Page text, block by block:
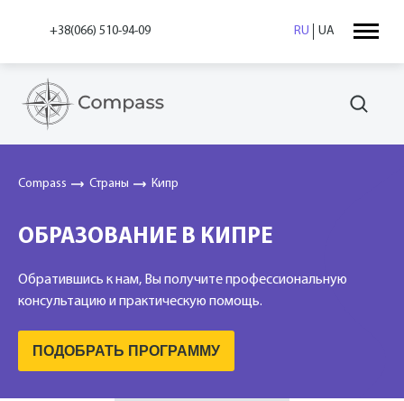
+38(066) 510-94-09 RU UA
Compass Страны Кипр
ОБРАЗОВАНИЕ В КИПРЕ
Обратившись к нам, Вы получите профессиональную
консультацию и практическую помощь.
ПОДОБРАТЬ ПРОГРАММУ